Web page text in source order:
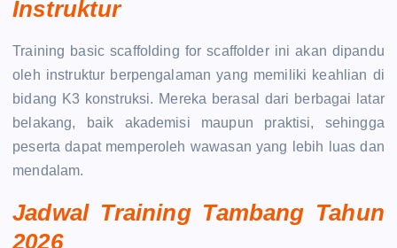
Instruktur
Training basic scaffolding for scaffolder ini akan dipandu
oleh instruktur berpengalaman yang memiliki keahlian di
bidang K3 konstruksi. Mereka berasal dari berbagai latar
belakang, baik akademisi maupun praktisi, sehingga
peserta dapat memperoleh wawasan yang lebih luas dan
mendalam.
Jadwal Training Tambang Tahun
2026